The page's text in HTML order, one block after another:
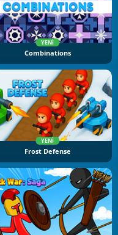
YENI
Combinations
YENI
Frost Defense